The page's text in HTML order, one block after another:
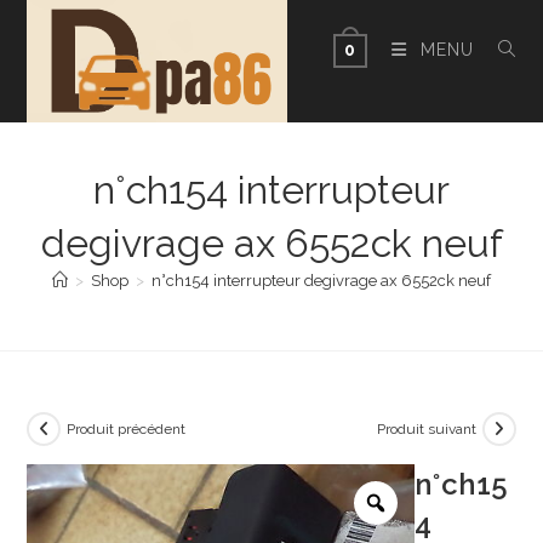
0 MENU
n°ch154 interrupteur
degivrage ax 6552ck neuf
> Shop > n°ch154 interrupteur degivrage ax 6552ck neuf
Produit précédent Produit suivant
n°ch15
4